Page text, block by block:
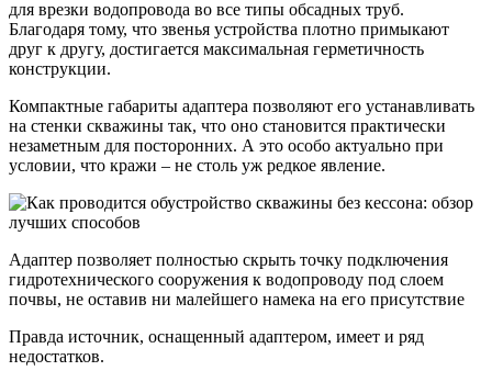
для врезки водопровода во все типы обсадных труб.
Благодаря тому, что звенья устройства плотно примыкают
друг к другу, достигается максимальная герметичность
конструкции.
Компактные габариты адаптера позволяют его устанавливать
на стенки скважины так, что оно становится практически
незаметным для посторонних. А это особо актуально при
условии, что кражи – не столь уж редкое явление.
Адаптер позволяет полностью скрыть точку подключения
гидротехнического сооружения к водопроводу под слоем
почвы, не оставив ни малейшего намека на его присутствие
Правда источник, оснащенный адаптером, имеет и ряд
недостатков.